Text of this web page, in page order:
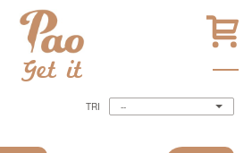
Get it
TRI --